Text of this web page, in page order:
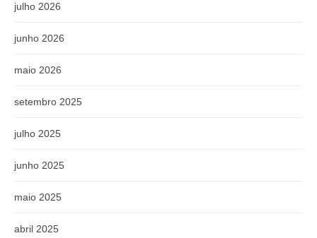
julho 2026
junho 2026
maio 2026
setembro 2025
julho 2025
junho 2025
maio 2025
abril 2025